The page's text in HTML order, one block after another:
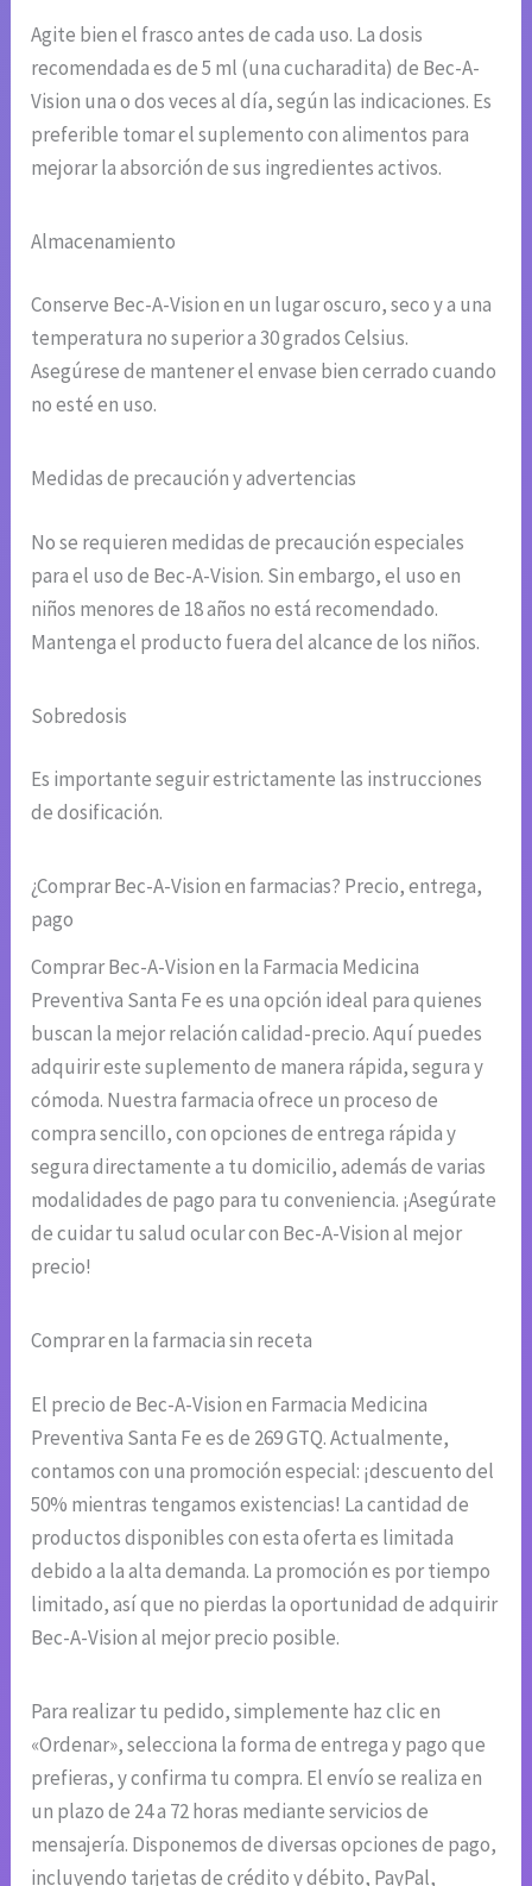
Agite bien el frasco antes de cada uso. La dosis
recomendada es de 5 ml (una cucharadita) de Bec-A-
Vision una o dos veces al día, según las indicaciones. Es
preferible tomar el suplemento con alimentos para
mejorar la absorción de sus ingredientes activos.
Almacenamiento
Conserve Bec-A-Vision en un lugar oscuro, seco y a una
temperatura no superior a 30 grados Celsius.
Asegúrese de mantener el envase bien cerrado cuando
no esté en uso.
Medidas de precaución y advertencias
No se requieren medidas de precaución especiales
para el uso de Bec-A-Vision. Sin embargo, el uso en
niños menores de 18 años no está recomendado.
Mantenga el producto fuera del alcance de los niños.
Sobredosis
Es importante seguir estrictamente las instrucciones
de dosificación.
¿Comprar Bec-A-Vision en farmacias? Precio, entrega,
pago
Comprar Bec-A-Vision en la Farmacia Medicina
Preventiva Santa Fe es una opción ideal para quienes
buscan la mejor relación calidad-precio. Aquí puedes
adquirir este suplemento de manera rápida, segura y
cómoda. Nuestra farmacia ofrece un proceso de
compra sencillo, con opciones de entrega rápida y
segura directamente a tu domicilio, además de varias
modalidades de pago para tu conveniencia. ¡Asegúrate
de cuidar tu salud ocular con Bec-A-Vision al mejor
precio!
Comprar en la farmacia sin receta
El precio de Bec-A-Vision en Farmacia Medicina
Preventiva Santa Fe es de 269 GTQ. Actualmente,
contamos con una promoción especial: ¡descuento del
50% mientras tengamos existencias! La cantidad de
productos disponibles con esta oferta es limitada
debido a la alta demanda. La promoción es por tiempo
limitado, así que no pierdas la oportunidad de adquirir
Bec-A-Vision al mejor precio posible.
Para realizar tu pedido, simplemente haz clic en
«Ordenar», selecciona la forma de entrega y pago que
prefieras, y confirma tu compra. El envío se realiza en
un plazo de 24 a 72 horas mediante servicios de
mensajería. Disponemos de diversas opciones de pago,
incluyendo tarjetas de crédito y débito, PayPal,